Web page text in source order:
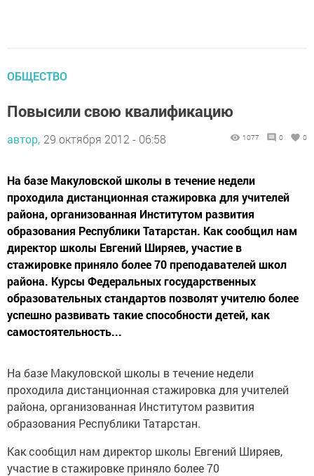
ОБЩЕСТВО
Повысили свою квалификацию
автор, 29 октября 2012 - 06:58 1077 0 0
На базе Макуловской школы в течение недели
проходила дистанционная стажировка для учителей
района, организованная Институтом развития
образования Республики Татарстан. Как сообщил нам
директор школы Евгений Ширяев, участие в
стажировке приняло более 70 преподавателей школ
района. Курсы Федеральных государственных
образовательных стандартов позволят учителю более
успешно развивать такие способности детей, как
самостоятельность...
На базе Макуловской школы в течение недели
проходила дистанционная стажировка для учителей
района, организованная Институтом развития
образования Республики Татарстан.
Как сообщил нам директор школы Евгений Ширяев,
участие в стажировке приняло более 70